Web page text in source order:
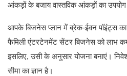
आंकड़ों के बजाय वास्तविक आंकड़ों का
आपके बिजनेस प्लान में ब्रेक-ईवन पॉइंट्स का
फैमिली एंटरटेनमेंट सेंटर बिजनेस को लाभ
इसलिए, उसी के अनुसार योजना बनाएं।
सीमा का ज्ञान है।